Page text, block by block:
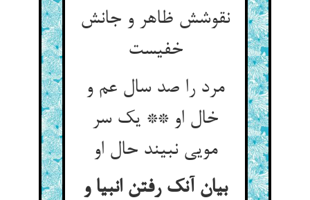
نقوشش ظاهر و جانش
خفیست
مرد را صد سال عم و
خال او ** یک سر
مویی نبیند حال او
بیان آنک رفتن انبیا و